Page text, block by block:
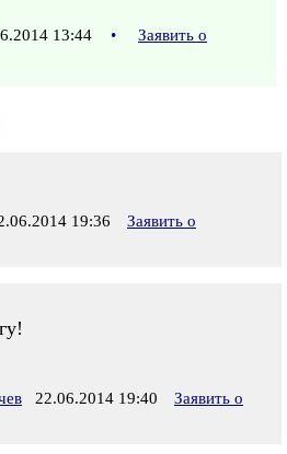
13:44 •
Заявить о
19:36
Заявить о
22.06.2014 19:40
Заявить о